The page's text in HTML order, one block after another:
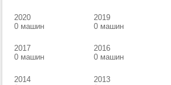
2020
0 машин
2019
0 машин
2017
0 машин
2016
0 машин
2014
2013